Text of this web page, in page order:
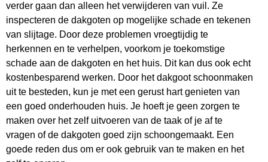
verder gaan dan alleen het verwijderen van vuil. Ze
inspecteren de dakgoten op mogelijke schade en tekenen
van slijtage. Door deze problemen vroegtijdig te
herkennen en te verhelpen, voorkom je toekomstige
schade aan de dakgoten en het huis. Dit kan dus ook echt
kostenbesparend werken. Door het dakgoot schoonmaken
uit te besteden, kun je met een gerust hart genieten van
een goed onderhouden huis. Je hoeft je geen zorgen te
maken over het zelf uitvoeren van de taak of je af te
vragen of de dakgoten goed zijn schoongemaakt. Een
goede reden dus om er ook gebruik van te maken en het